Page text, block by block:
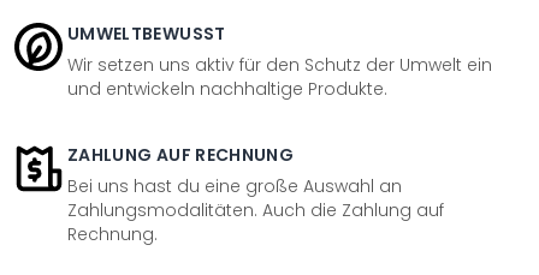
UMWELTBEWUSST
Wir setzen uns aktiv für den Schutz der Umwelt ein
und entwickeln nachhaltige Produkte.
ZAHLUNG AUF RECHNUNG
Bei uns hast du eine große Auswahl an
Zahlungsmodalitäten. Auch die Zahlung auf
Rechnung.